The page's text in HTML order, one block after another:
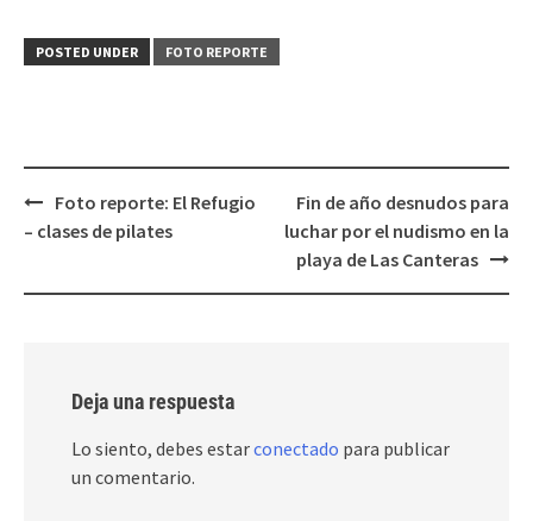
POSTED UNDER FOTO REPORTE
Post
navigation
Foto reporte: El Refugio
– clases de pilates
Fin de año desnudos para
luchar por el nudismo en la
playa de Las Canteras
Deja una respuesta
Lo siento, debes estarconectado para publicar
un comentario.